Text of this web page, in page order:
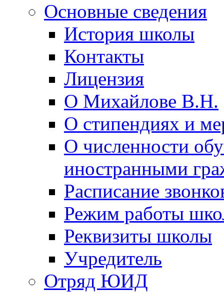
Основные сведения
История школы
Контакты
Лицензия
О Михайлове В.Н.
О стипендиях и
О численности
иностранными
Расписание
Режим работы
Реквизиты школы
Учредитель
Отряд ЮИД